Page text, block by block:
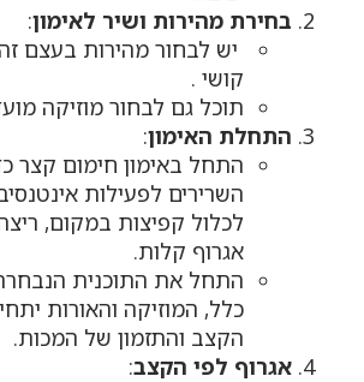
בחירת מהירות ושיר לאימון:
יש לבחור מהירות בעצם
קושי .
תוכל גם לבחור מוזיקה
התחלת האימון:
התחל באימון חימום קצר
השרירים לפעילות
לכלול קפיצות במקום,
אגרוף קלות.
התחל את התוכנית
כלל, המוזיקה והאורות
הקצב והתזמון של המכות.
אגרוף לפי הקצב: